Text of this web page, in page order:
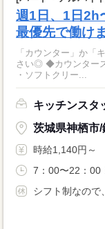
週1日、1日2h
最優先で働け
「カウンター」か「
さい◎ ◆カウンタースタッフ ・レジでの接客、注文 ・ドリンク作り
・ソフトクリー...
キッチンスタ
茨城県神栖市/
時給1,140円～
7：00〜22：00
シフト制なので